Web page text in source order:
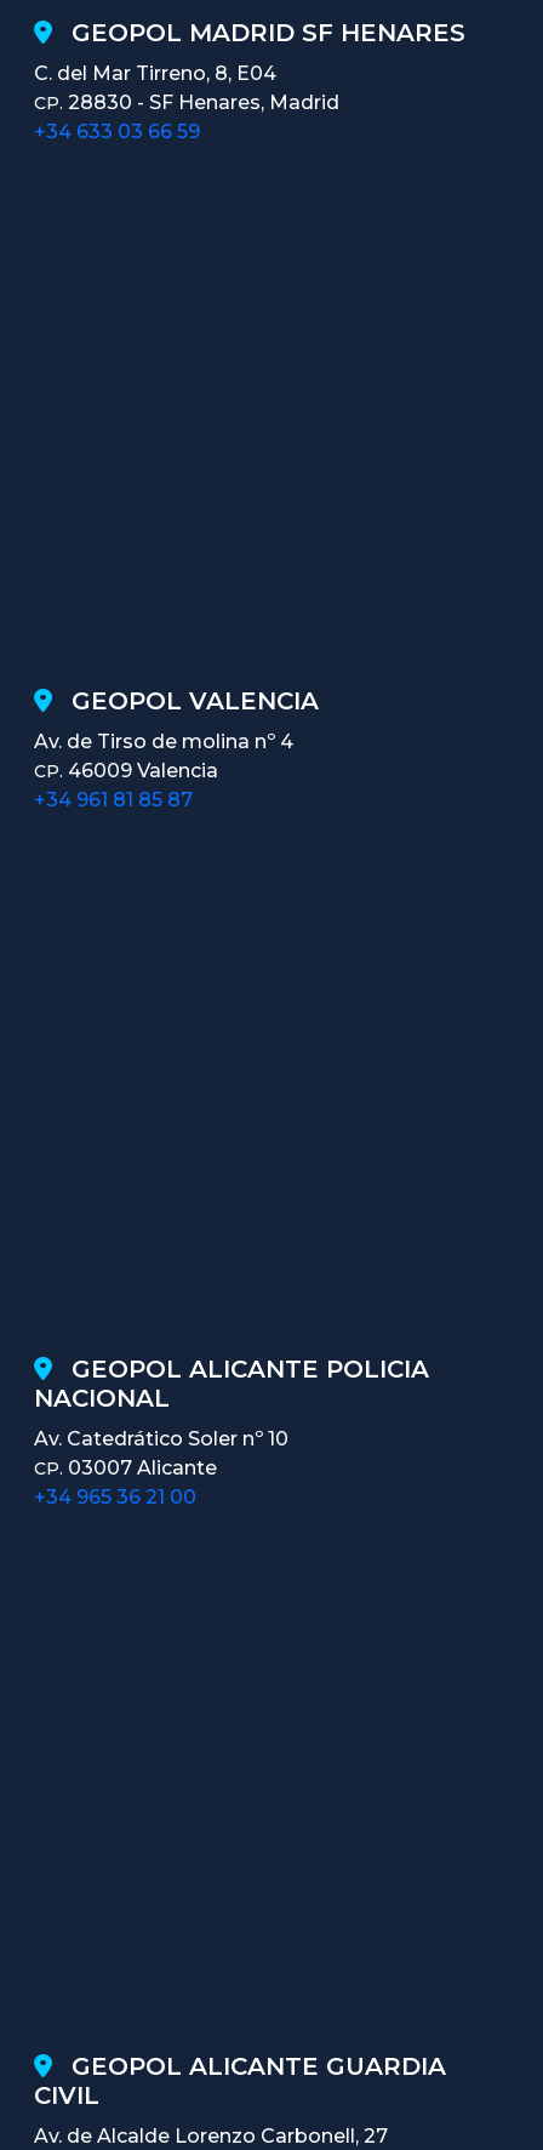
GEOPOL MADRID SF HENARES
C. del Mar Tirreno, 8, E04
CP. 28830 - SF Henares, Madrid
+34 633 03 66 59
GEOPOL VALENCIA
Av. de Tirso de molina nº 4
CP. 46009 Valencia
+34 961 81 85 87
GEOPOL ALICANTE POLICIA
NACIONAL
Av. Catedrático Soler nº 10
CP. 03007 Alicante
+34 965 36 21 00
GEOPOL ALICANTE GUARDIA
CIVIL
Av. de Alcalde Lorenzo Carbonell, 27